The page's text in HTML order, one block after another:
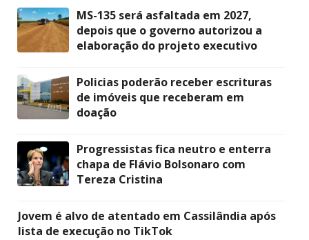
MS-135 será asfaltada em 2027,
depois que o governo autorizou a
elaboração do projeto executivo
Policias poderão receber escrituras
de imóveis que receberam em
doação
Progressistas fica neutro e enterra
chapa de Flávio Bolsonaro com
Tereza Cristina
Jovem é alvo de atentado em Cassilândia após
lista de execução no TikTok